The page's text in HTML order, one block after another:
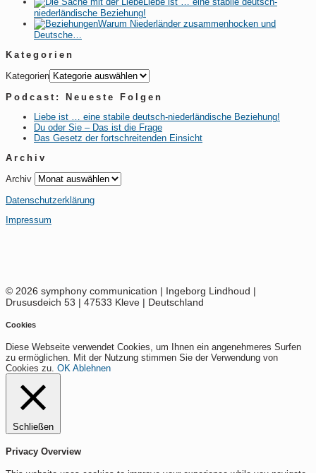
niederländische Beziehung!
Warum Niederländer zusammenhocken und
Deutsche…
Kategorien
Kategorien
Podcast: Neueste Folgen
Liebe ist … eine stabile deutsch-niederländische Beziehung!
Du oder Sie – Das ist die Frage
Das Gesetz der fortschreitenden Einsicht
Archiv
Archiv
Datenschutzerklärung
Impressum
© 2026 symphony communication | Ingeborg Lindhoud |
Drususdeich 53 | 47533 Kleve | Deutschland
Cookies
Diese Webseite verwendet Cookies, um Ihnen ein angenehmeres Surfen
zu ermöglichen. Mit der Nutzung stimmen Sie der Verwendung von
Cookies zu. OK Ablehnen
Schließen
Privacy Overview